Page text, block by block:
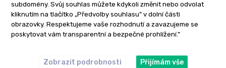
Etický kodex
Redakce
Copyright © www.inrybar.cz 2013 - 2026 | Na veškerý materiál,
subdomény. Svůj souhlas můžete kdykoli změnit nebo odvolat
kliknutím na tlačítko „Předvolby souhlasu” v dolní části
obrazovky. Respektujeme vaše rozhodnutí a zavazujeme se
poskytovat vám transparentní a bezpečné prohlížení.”
Zobrazit podrobnosti Přijímám vše